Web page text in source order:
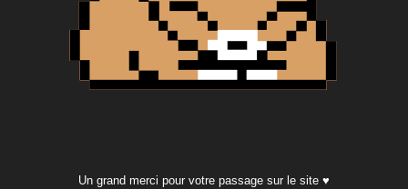
Un grand merci pour votre passage sur le site ♥